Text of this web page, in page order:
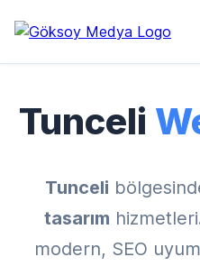
Tunceli
Tunceli
tasarım
modern, SEO